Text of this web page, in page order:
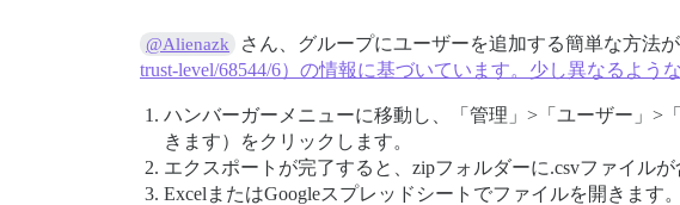
@Alienazk さん、グループにユーザーを追加する簡単な方法
trust-level/68544/6）の情報に基づいています。少し異なるよう
ハンバーガーメニューに移動し、「管理」>「ユーザー」>
きます）をクリックします。
エクスポートが完了すると、zipフォルダーに.csvファイル
ExcelまたはGoogleスプレッドシートでファイルを開きます。